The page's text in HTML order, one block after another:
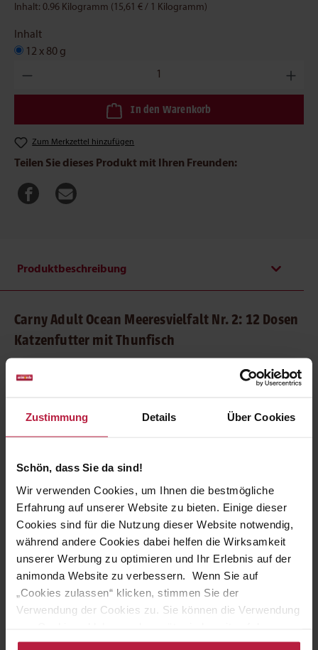
Zustimmung Details Über Cookies
Schön, dass Sie da sind!
Wir verwenden Cookies, um Ihnen die bestmögliche
Erfahrung auf unserer Website zu bieten. Einige dieser
Cookies sind für die Nutzung dieser Website notwendig,
während andere Cookies dabei helfen die Wirksamkeit
unserer Werbung zu optimieren und Ihr Erlebnis auf der
animonda Website zu verbessern. Wenn Sie auf
„Cookies zulassen“ klicken, stimmen Sie der
Verwendung der Cookies zu. Sie können die Verwendung
Datenschutzseiteändern/widerrufen oder auf das
Inhalt: 0.96 Kilogramm (15,61 € / 1 Kilogramm)
Inhalt
12 x 80 g
Produkt Anzahl: Gib den gewünschten Wert ein oder benutze
In den Warenkorb
Zum Merkzettel hinzufügen
Teilen Sie dieses Produkt mit Ihren Freunden:
Produktbeschreibung
Carny Adult Ocean Meeresvielfalt Nr. 2: 12 Dosen
Katzenfutter mit Thunfisch
Carny Adult Ocean
Meeresvielfalt Nr. 2!
Das köstliche Katzenfutter verspricht
Soja und künstliche Farb- und Konservierungsstoffe.
Garnelen, Ente oder Ananas.
Carny Adult Ocean Meeresvielfalt Nr. 2 besteht
aus folgenden Produkten:
3 x Carny Ocean Adult Weißer Thunfisch + Ananas
3 x Carny Ocean Adult Weißer Thunfisch + Garnelen